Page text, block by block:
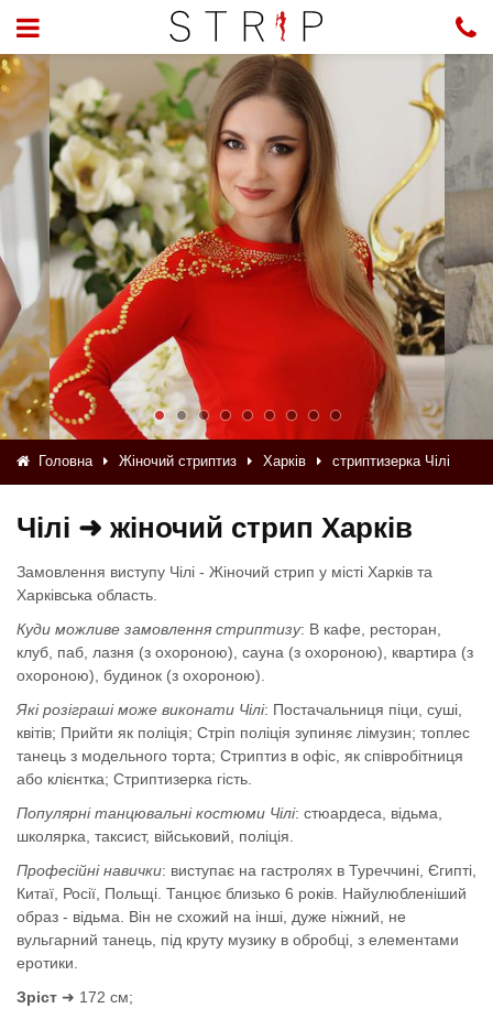
Головна Жіночий стриптиз Харків стриптизерка Чілі
Чілі ➜ жіночий стрип Харків
Замовлення виступу Чілі - Жіночий стрип у місті Харків та
Харківська область.
Куди можливе замовлення стриптизу: В кафе, ресторан,
клуб, паб, лазня (з охороною), сауна (з охороною), квартира (з
охороною), будинок (з охороною).
Які розіграші може виконати Чілі: Постачальниця піци, суші,
квітів; Прийти як поліція; Стріп поліція зупиняє лімузин; топлес
танець з модельного торта; Стриптиз в офіс, як співробітниця
або клієнтка; Стриптизерка гість.
Популярні танцювальні костюми Чілі: стюардеса, відьма,
школярка, таксист, військовий, поліція.
Професійні навички: виступає на гастролях в Туреччині, Єгипті,
Китаї, Росії, Польщі. Танцює близько 6 років. Найулюбленіший
образ - відьма. Він не схожий на інші, дуже ніжний, не
вульгарний танець, під круту музику в обробці, з елементами
еротики.
Зріст ➜ 172 см;